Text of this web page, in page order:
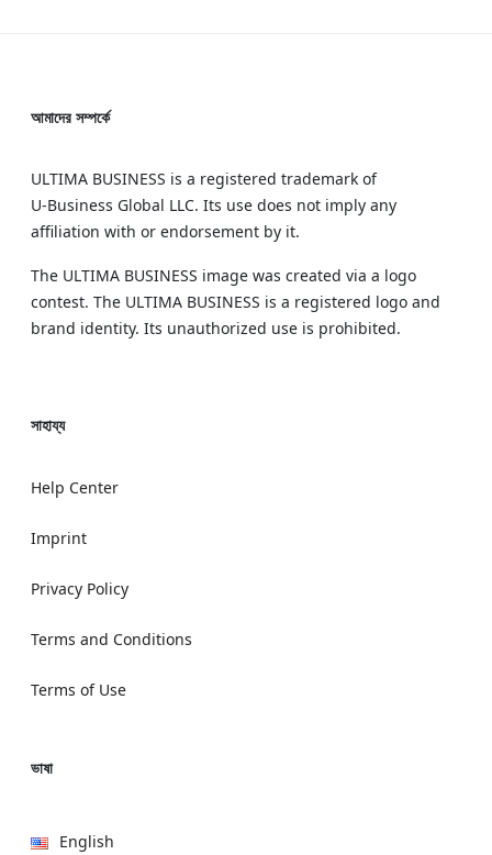
আমাদের সম্পর্কে
ULTIMA BUSINESS is a registered trademark of
U‑Business Global LLC. Its use does not imply any
affiliation with or endorsement by it.
The ULTIMA BUSINESS image was created via a logo
contest. The ULTIMA BUSINESS is a registered logo and
brand identity. Its unauthorized use is prohibited.
সাহায্য
Help Center
Imprint
Privacy Policy
Terms and Conditions
Terms of Use
ভাষা
English